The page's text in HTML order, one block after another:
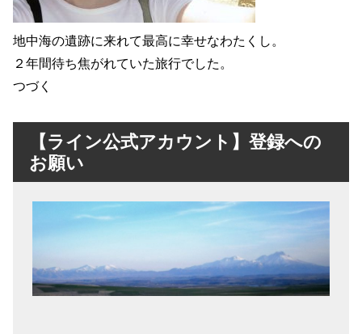
地中海の遺跡に来れて最高に幸せなわたくし。
２年間待ち焦がれていた旅行でした。
つづく
【ライン公式アカウント】登録への
お願い